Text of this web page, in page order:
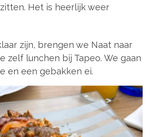
Het is heerlijk weer
zijn, brengen we Naat naar
zelf lunchen bij Tapeo. We gaan
en een gebakken ei.